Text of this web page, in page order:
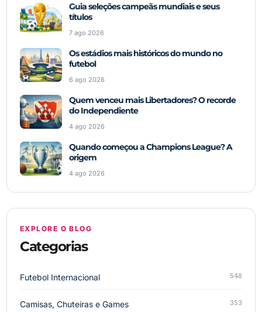
Guia seleções campeãs mundiais e seus
títulos
7 ago 2026
Os estádios mais históricos do mundo no
futebol
6 ago 2026
Quem venceu mais Libertadores? O recorde
do Independiente
4 ago 2026
Quando começou a Champions League? A
origem
4 ago 2026
EXPLORE O BLOG
Categorias
Futebol Internacional 548
Camisas, Chuteiras e Games 353